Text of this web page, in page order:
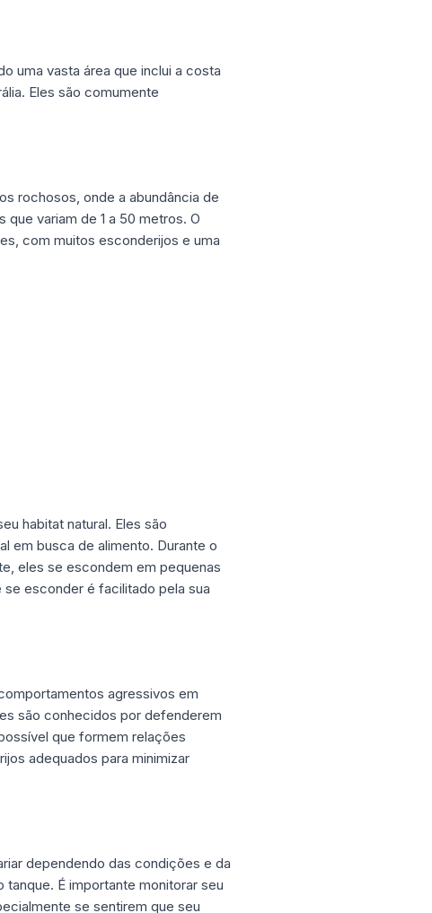
uma vasta área que inclui a costa
Eles são comumente
rochosos, onde a abundância de
variam de 1 a 50 metros. O
com muitos esconderijos e uma
habitat natural. Eles são
em busca de alimento. Durante o
eles se escondem em pequenas
esconder é facilitado pela sua
agressivos em
são conhecidos por defenderem
que formem relações
adequados para minimizar
dependendo das condições e da
É importante monitorar seu
se sentirem que seu